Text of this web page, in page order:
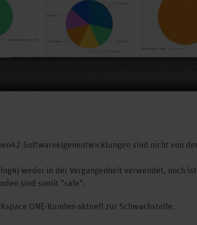
Softwareeigenentwicklungen sind nicht von
weder in der Vergangenheit verwendet, noch
sind somit "safe".
ONE-Kunden aktuell zur Schwachstelle.